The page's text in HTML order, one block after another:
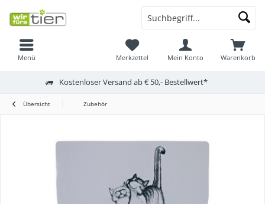
Menü Warenkorb
Merkzettel Mein Konto
Kostenloser Versand ab € 50,- Bestellwert*
Übersicht Zubehör